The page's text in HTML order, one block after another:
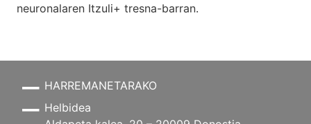
neuronalaren Itzuli+ tresna-barran.
HARREMANETARAKO
Helbidea